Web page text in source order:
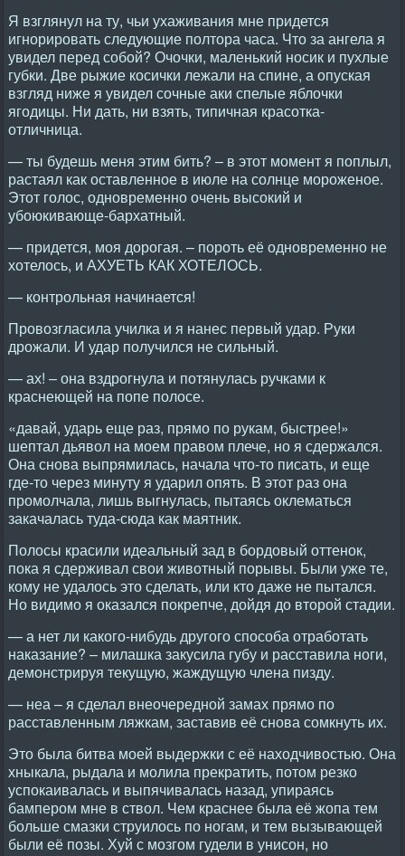
Я взглянул на ту, чьи ухаживания мне придется
игнорировать следующие полтора часа. Что за ангела я
увидел перед собой? Очочки, маленький носик и пухлые
губки. Две рыжие косички лежали на спине, а опуская
взгляд ниже я увидел сочные аки спелые яблочки
ягодицы. Ни дать, ни взять, типичная красотка-
отличница.
— ты будешь меня этим бить? – в этот момент я поплыл,
растаял как оставленное в июле на солнце мороженое.
Этот голос, одновременно очень высокий и
убоюкивающе-бархатный.
— придется, моя дорогая. – пороть её одновременно не
хотелось, и АХУЕТЬ КАК ХОТЕЛОСЬ.
— контрольная начинается!
Провозгласила училка и я нанес первый удар. Руки
дрожали. И удар получился не сильный.
— ах! – она вздрогнула и потянулась ручками к
краснеющей на попе полосе.
«давай, ударь еще раз, прямо по рукам, быстрее!»
шептал дьявол на моем правом плече, но я сдержался.
Она снова выпрямилась, начала что-то писать, и еще
где-то через минуту я ударил опять. В этот раз она
промолчала, лишь выгнулась, пытаясь оклематься
закачалась туда-сюда как маятник.
Полосы красили идеальный зад в бордовый оттенок,
пока я сдерживал свои животный порывы. Были уже те,
кому не удалось это сделать, или кто даже не пытался.
Но видимо я оказался покрепче, дойдя до второй стадии.
— а нет ли какого-нибудь другого способа отработать
наказание? – милашка закусила губу и расставила ноги,
демонстрируя текущую, жаждущую члена пизду.
— неа – я сделал внеочередной замах прямо по
расставленным ляжкам, заставив её снова сомкнуть их.
Это была битва моей выдержки с её находчивостью. Она
хныкала, рыдала и молила прекратить, потом резко
успокаивалась и выпячивалась назад, упираясь
бампером мне в ствол. Чем краснее была её жопа тем
больше смазки струилось по ногам, и тем вызывающей
были её позы. Хуй с мозгом гудели в унисон, но